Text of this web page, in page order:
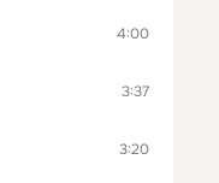
4:00
3:37
3:20